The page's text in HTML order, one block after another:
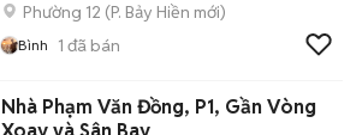
Phường 12 (P. Bảy Hiền mới)
Bình 1 đã bán
Nhà Phạm Văn Đồng, P1, Gần Vòng